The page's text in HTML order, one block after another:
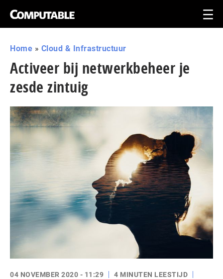
Home » Cloud & Infrastructuur
Activeer bij netwerkbeheer je
zesde zintuig
04 NOVEMBER 2020 - 11:29
4 MINUTEN LEESTIJD